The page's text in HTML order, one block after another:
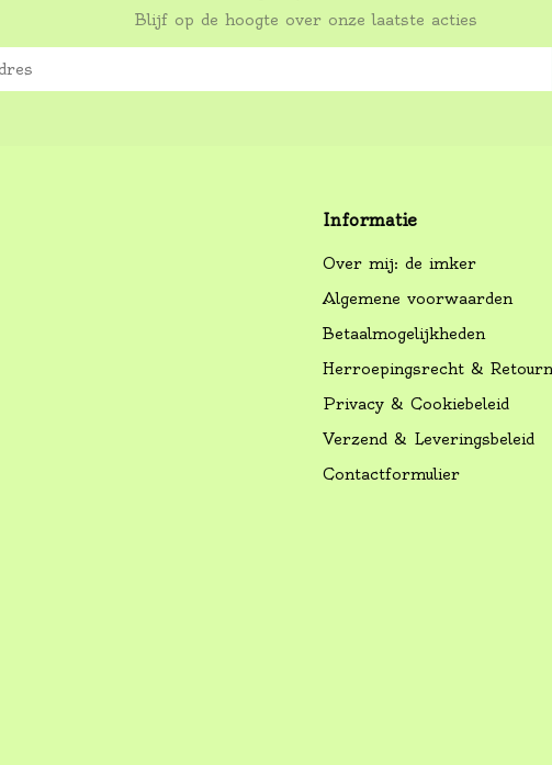
Blijf op de hoogte over onze laatste acties
Informatie
Over mij: de imker
Algemene voorwaarden
Betaalmogelijkheden
Herroepingsrecht &
Privacy & Cookiebeleid
Verzend & Leveringsbeleid
Contactformulier